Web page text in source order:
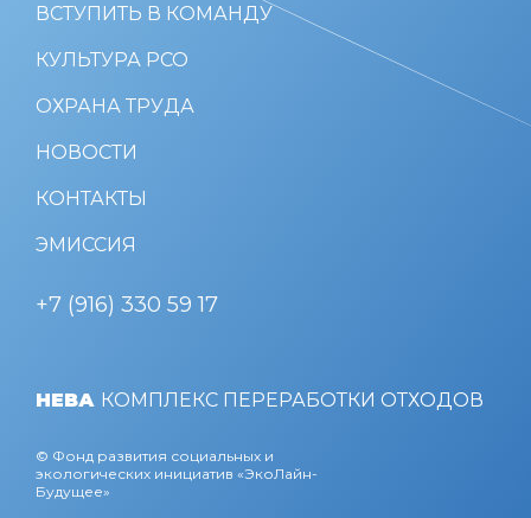
НЕВА КОМПЛЕКС ПЕРЕРАБОТКИ ОТХОДОВ
© Фонд развития социальных и
экологических инициатив «ЭкоЛайн-
Будущее»
ВСТУПИТЬ В КОМАНДУ
КУЛЬТУРА РСО
ОХРАНА ТРУДА
НОВОСТИ
КОНТАКТЫ
ЭМИССИЯ
+7 (916) 330 59 17